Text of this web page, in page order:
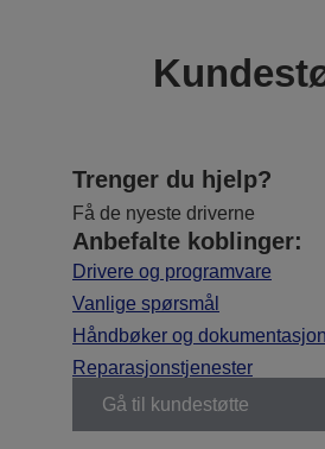
Trenger du hjelp?
Få de nyeste driverne
Anbefalte koblinger:
Drivere og programvare
Vanlige spørsmål
Håndbøker og dokumentasjon
Reparasjonstjenester
Gå til kundestøtte